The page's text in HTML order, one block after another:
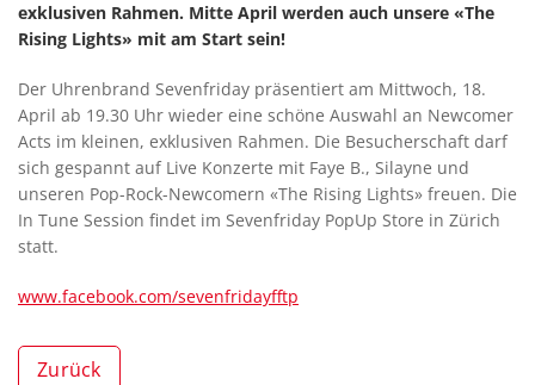
exklusiven Rahmen. Mitte April werden auch unsere «The
Rising Lights» mit am Start sein!
Der Uhrenbrand Sevenfriday präsentiert am Mittwoch, 18.
April ab 19.30 Uhr wieder eine schöne Auswahl an Newcomer
Acts im kleinen, exklusiven Rahmen. Die Besucherschaft darf
sich gespannt auf Live Konzerte mit Faye B., Silayne und
unseren Pop-Rock-Newcomern «The Rising Lights» freuen. Die
In Tune Session findet im Sevenfriday PopUp Store in Zürich
statt.
www.facebook.com/sevenfridayfftp
Zurück